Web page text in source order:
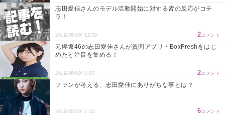
志田愛佳さんのモデル活動開始に対する皆の反応がコチ
ラ！
2019/06/20/ 12:00 2コメント
元欅坂46の志田愛佳さんが質問アプリ・BoxFreshをはじ
めたと注目を集める！
2019/06/08/ 8:00 2コメント
ファンが考える、志田愛佳にありがちな事とは？
2019/05/20/ 2:00 6コメント